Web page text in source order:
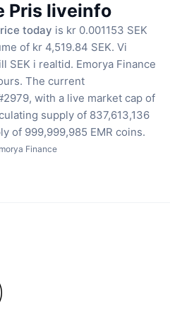
Pris liveinfo
today is kr 0.001153 SEK
of kr 4,519.84 SEK. Vi
SEK i realtid. Emorya Finance
The current
with a live market cap of
supply of 837,613,136
of 999,999,985 EMR coins.
Finance